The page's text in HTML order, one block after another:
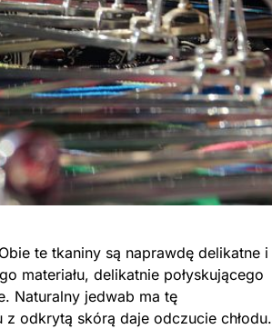
te tkaniny są naprawdę delikatne i
materiału, delikatnie połyskującego
Naturalny jedwab ma tę
odkrytą skórą daje odczucie chłodu.